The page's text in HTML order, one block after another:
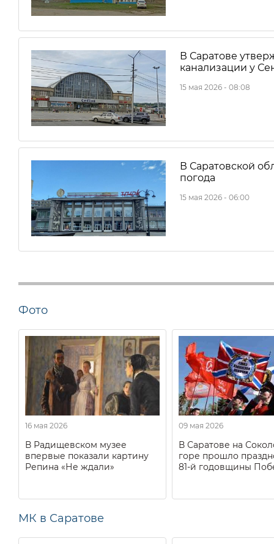
В Саратове
канализации у
15 мая 2026 - 08:08
В Саратовской
погода
15 мая 2026 - 06:00
Фото
16 мая 2026
В Радищевском музее
впервые показали картину
Репина «Не ждали»
09 мая 2026
В Саратове на
горе прошло
81-й годовщины
МК в Саратове